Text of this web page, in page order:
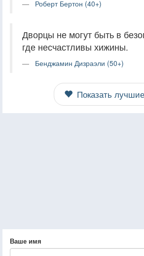
Роберт Бертон (40+)
Дворцы не могут быть в
где несчастливы хижины.
Бенджамин Дизраэли (50+)
Показать лучшие
Ваше имя